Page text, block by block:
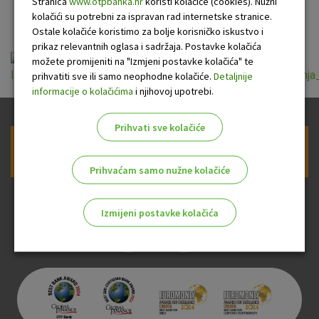
Građani
kolačići su potrebni za ispravan rad internetske stranice.
Ostale kolačiće koristimo za bolje korisničko iskustvo i
prikaz relevantnih oglasa i sadržaja. Postavke kolačića
možete promijeniti na "Izmjeni postavke kolačića" te
prihvatiti sve ili samo neophodne kolačiće. Detaljnije
informacije o kolačićima i njihovoj upotrebi.
Prihvati sve kolačiće
Prihvaćam samo nužne kolačiće
Izmijeni postavke kolačića